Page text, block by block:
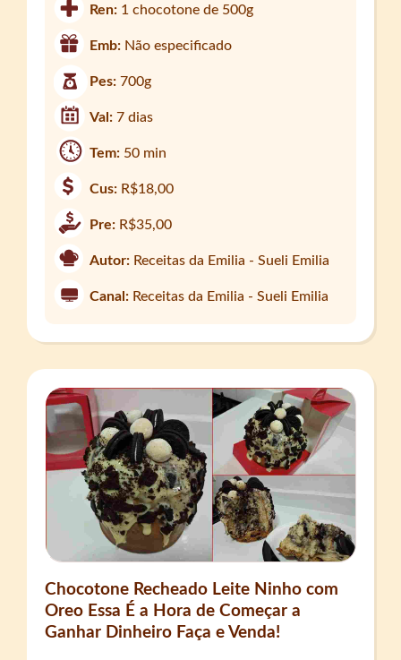
Ren: 1 chocotone de 500g
Emb: Não especificado
Pes:700g
Val:7 dias
Tem: 50 min
Cus: R$18,00
Pre: R$35,00
Autor: Receitas da Emilia - Sueli Emilia
Canal: Receitas da Emilia - Sueli Emilia
Chocotone Recheado Leite Ninho com
Oreo Essa É a Hora de Começar a
Ganhar Dinheiro Faça e Venda!